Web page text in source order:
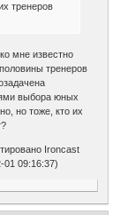
тренеров
мне известно
тренеров
выбора юных
но тоже, кто их
Ironcast
01 09:16:37)